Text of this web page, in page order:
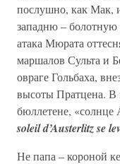
послушно, как Мак,
западню – болотную
атака Мюрата
маршалов Сульта и
овраге Гольбаха,
высоты Пратцена. В
бюллетене, «солнце
soleil d’Austerlitz se
Не папа – короной